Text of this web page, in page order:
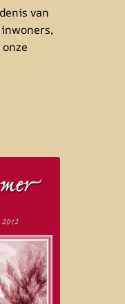
van